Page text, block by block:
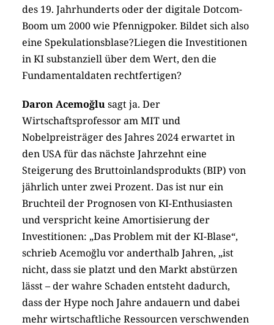
des 19. Jahrhunderts oder der digitale Dotcom-
Boom um 2000 wie Pfennigpoker. Bildet sich also
eine Spekulationsblase?Liegen die Investitionen
in KI substanziell über dem Wert, den die
Fundamentaldaten rechtfertigen?
Daron Acemoğlusagt ja. Der
Wirtschaftsprofessor am MIT und
Nobelpreisträger des Jahres 2024 erwartet in
den USA für das nächste Jahrzehnt eine
Steigerung des Bruttoinlandsprodukts (BIP) von
jährlich unter zwei Prozent. Das ist nur ein
Bruchteil der Prognosen von KI-Enthusiasten
und verspricht keine Amortisierung der
Investitionen: „Das Problem mit der KI-Blase“,
schrieb Acemoğlu vor anderthalb Jahren, „ist
nicht, dass sie platzt und den Markt abstürzen
lässt – der wahre Schaden entsteht dadurch,
dass der Hype noch Jahre andauern und dabei
mehr wirtschaftliche Ressourcen verschwenden